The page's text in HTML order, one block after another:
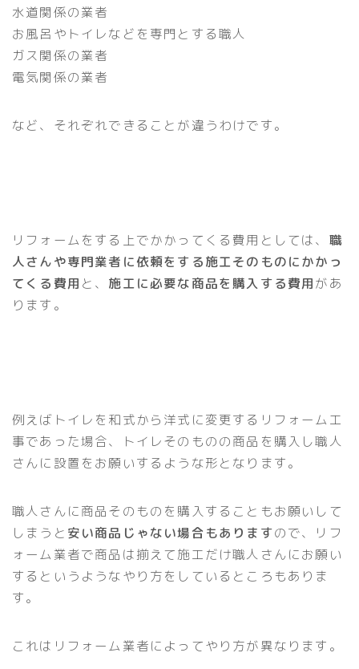
水道関係の業者
お風呂やトイレなどを専門とする職人
ガス関係の業者
電気関係の業者
など、それぞれできることが違うわけです。
リフォームをする上でかかってくる費用としては、 職
人さんや専門業者に依頼をする施工そのものにかかっ
てくる費用 と、 施工に必要な商品を購入する費用があ
ります。
例えばトイレを和式から洋式に変更するリフォーム工
事であった場合、トイレそのものの商品を購入し職人
さんに設置をお願いするような形となります。
職人さんに商品そのものを購入することもお願いして
しまうと 安い商品じゃない場合もありますので、リフ
ォーム業者で商品は揃えて施工だけ職人さんにお願い
するというようなやり方をしているところもありま
す。
これはリフォーム業者によってやり方が異なります。